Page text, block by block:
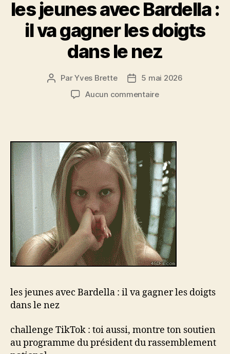
les jeunes avec Bardella :
il va gagner les doigts
dans le nez
Auteur
l’article
ParYves Brette
Date5 mai 2026
Aucun commentairesur
Bardella
:
il
va
gagner
les
doigts
dans
le
nez
les jeunes avec Bardella : il va gagner les doigts
dans le nez
challenge TikTok : toi aussi, montre ton soutien
au programme du président du rassemblement